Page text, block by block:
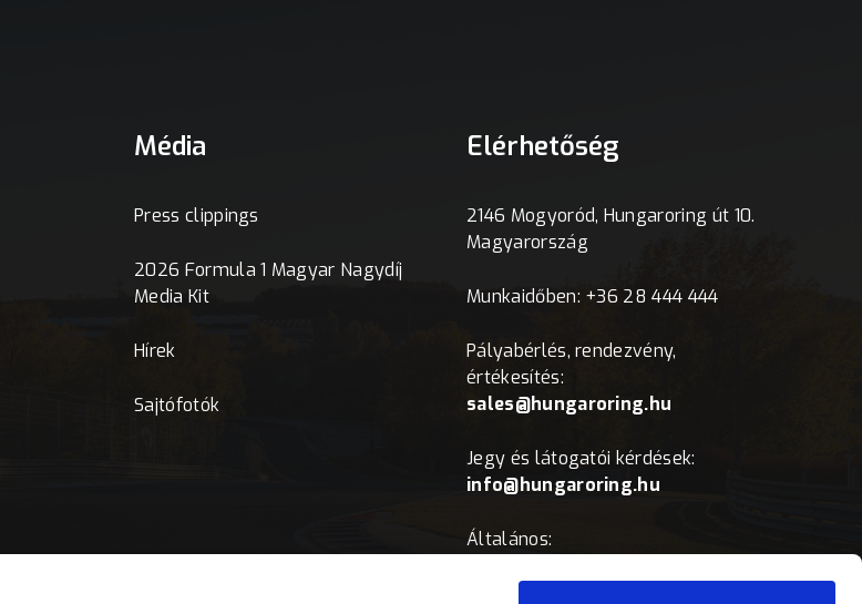
Média
Press clippings
2026 Formula 1 Magyar Nagydíj
Media Kit
Hírek
Sajtófotók
Elérhetőség
2146 Mogyoród, Hungaroring út 10.
Magyarország
Munkaidőben: +36 28 444 444
Pályabérlés, rendezvény,
értékesítés:
sales@hungaroring.hu
Jegy és látogatói kérdések:
info@hungaroring.hu
Általános: